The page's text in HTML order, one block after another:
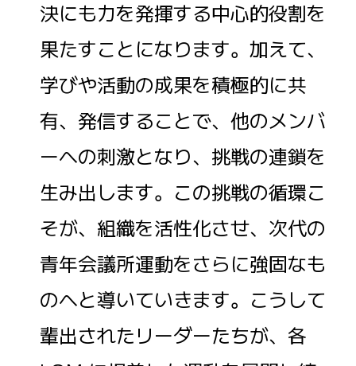
決にも力を発揮する中心的役割を
果たすことになります。加えて、
学びや活動の成果を積極的に共
有、発信することで、他のメンバ
ーへの刺激となり、挑戦の連鎖を
生み出します。この挑戦の循環こ
そが、組織を活性化させ、次代の
青年会議所運動をさらに強固なも
のへと導いていきます。こうして
輩出されたリーダーたちが、各